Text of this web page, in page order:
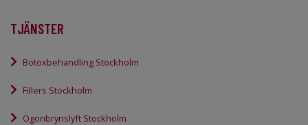
TJÄNSTER
Botoxbehandling Stockholm
Fillers Stockholm
Ögonbrynslyft Stockholm